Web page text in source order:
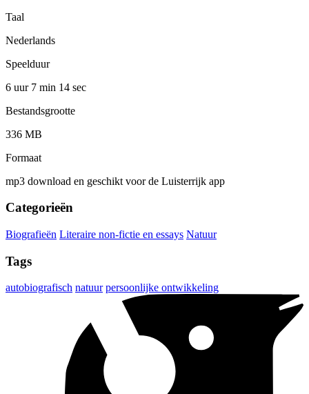
Taal
Nederlands
Speelduur
6 uur 7 min 14 sec
Bestandsgrootte
336 MB
Formaat
mp3 download en geschikt voor de Luisterrijk app
Categorieën
Biografieën Literaire non-fictie en essays Natuur
Tags
autobiografisch natuur persoonlijke ontwikkeling